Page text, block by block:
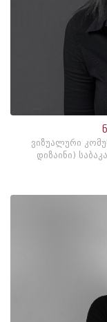
ვიზუალური
დიზაინი)